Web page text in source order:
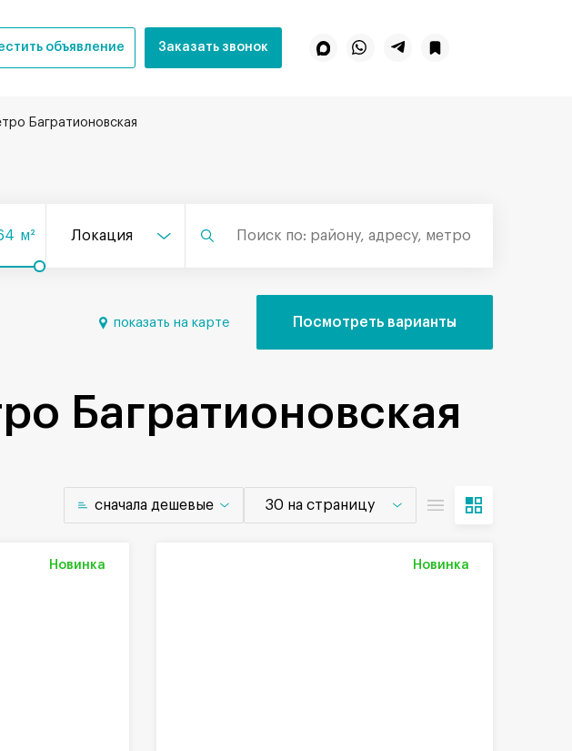
объявление Заказать звонок
Багратионовская
м² Локация
показать на карте Посмотреть варианты
Багратионовская
cначала дешевые 30 на страницу
Новинка Новинка